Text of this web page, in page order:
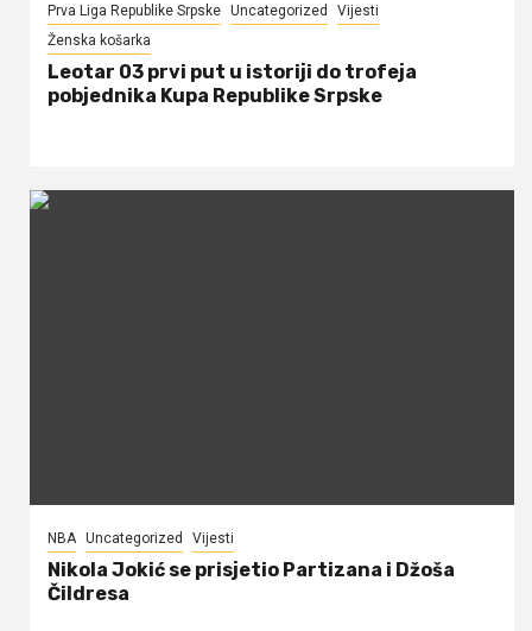
Prva Liga Republike Srpske Uncategorized
Vijesti
Ženska košarka
Leotar 03 prvi put u istoriji do trofeja
pobjednika Kupa Republike Srpske
NBA Uncategorized Vijesti
Nikola Jokić se prisjetio Partizana i Džoša
Čildresa